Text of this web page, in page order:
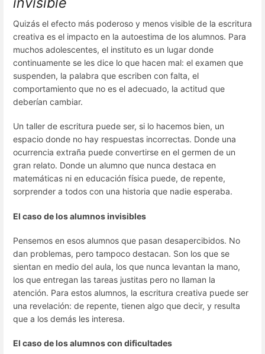
Quizás el efecto más poderoso y menos visible de la escritura
creativa es el impacto en la autoestima de los alumnos. Para
muchos adolescentes, el instituto es un lugar donde
continuamente se les dice lo que hacen mal: el examen que
suspenden, la palabra que escriben con falta, el
comportamiento que no es el adecuado, la actitud que
deberían cambiar.
Un taller de escritura puede ser, si lo hacemos bien, un
espacio donde no hay respuestas incorrectas. Donde una
ocurrencia extraña puede convertirse en el germen de un
gran relato. Donde un alumno que nunca destaca en
matemáticas ni en educación física puede, de repente,
sorprender a todos con una historia que nadie esperaba.
El caso de los alumnos invisibles
Pensemos en esos alumnos que pasan desapercibidos. No
dan problemas, pero tampoco destacan. Son los que se
sientan en medio del aula, los que nunca levantan la mano,
los que entregan las tareas justitas pero no llaman la
atención. Para estos alumnos, la escritura creativa puede ser
una revelación: de repente, tienen algo que decir, y resulta
que a los demás les interesa.
El caso de los alumnos con dificultades